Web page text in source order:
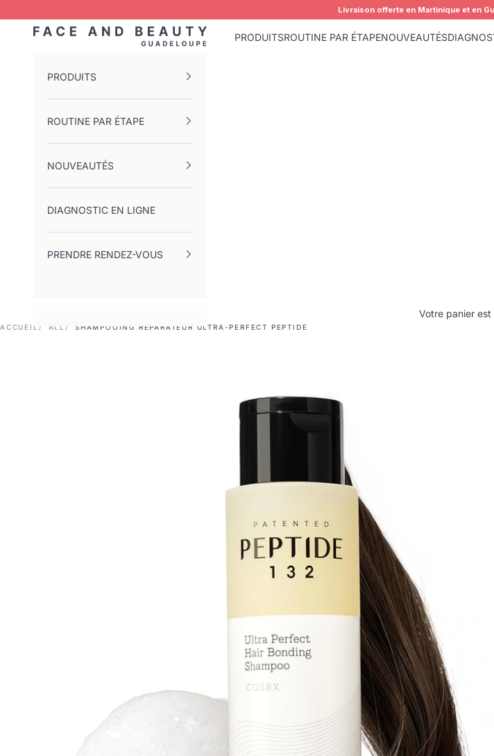
Livraison offerte en Martinique et en
Face and Beauty Guadeloupe PRODUITSROUTINE PAR ÉTAPENOUVEAUTÉS
PRODUITS
ROUTINE PAR ÉTAPE
NOUVEAUTÉS
DIAGNOSTIC EN LIGNE
PRENDRE RENDEZ-VOUS
Votre panier est
ACCUEIL ALL SHAMPOOING RÉPARATEUR ULTRA-PERFECT PEPTIDE